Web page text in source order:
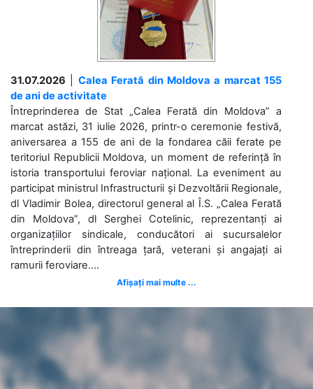
31.07.2026
Calea Ferată din Moldova a marcat 155
de ani de activitate
Întreprinderea de Stat „Calea Ferată din Moldova” a
marcat astăzi, 31 iulie 2026, printr-o ceremonie festivă,
aniversarea a 155 de ani de la fondarea căii ferate pe
teritoriul Republicii Moldova, un moment de referință în
istoria transportului feroviar național. La eveniment au
participat ministrul Infrastructurii și Dezvoltării Regionale,
dl Vladimir Bolea, directorul general al Î.S. „Calea Ferată
din Moldova”, dl Serghei Cotelinic, reprezentanți ai
organizațiilor sindicale, conducători ai sucursalelor
întreprinderii din întreaga țară, veterani și angajați ai
ramurii feroviare....
Afișați mai multe ...